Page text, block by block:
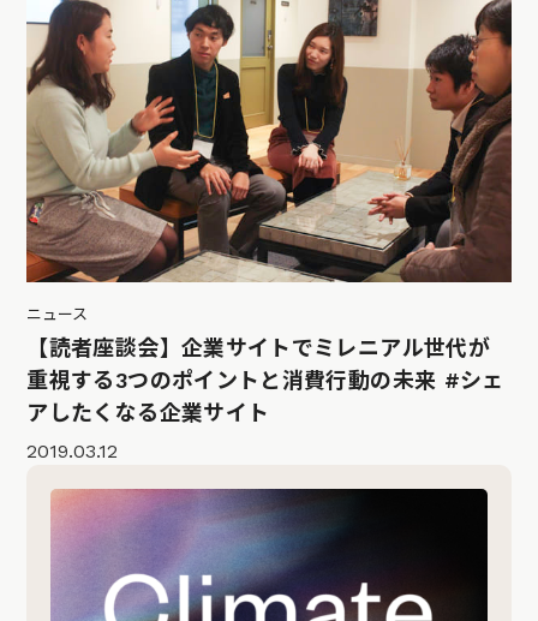
ニュース
【読者座談会】企業サイトでミレニアル世代が
重視する3つのポイントと消費行動の未来 #シェ
アしたくなる企業サイト
2019.03.12